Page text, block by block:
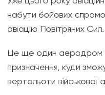
набути бойових
авіацію Повітряних Сил.
Це ще один аеродром
призначення, куди
вертольоти військової